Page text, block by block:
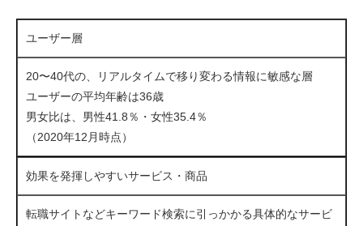
ユーザー層
20〜40代の、リアルタイムで移り変わる情報に敏感な層
ユーザーの平均年齢は36歳
男女比は、男性41.8％・女性35.4％
（2020年12月時点）
効果を発揮しやすいサービス・商品
転職サイトなどキーワード検索に引っかかる具体的なサービ